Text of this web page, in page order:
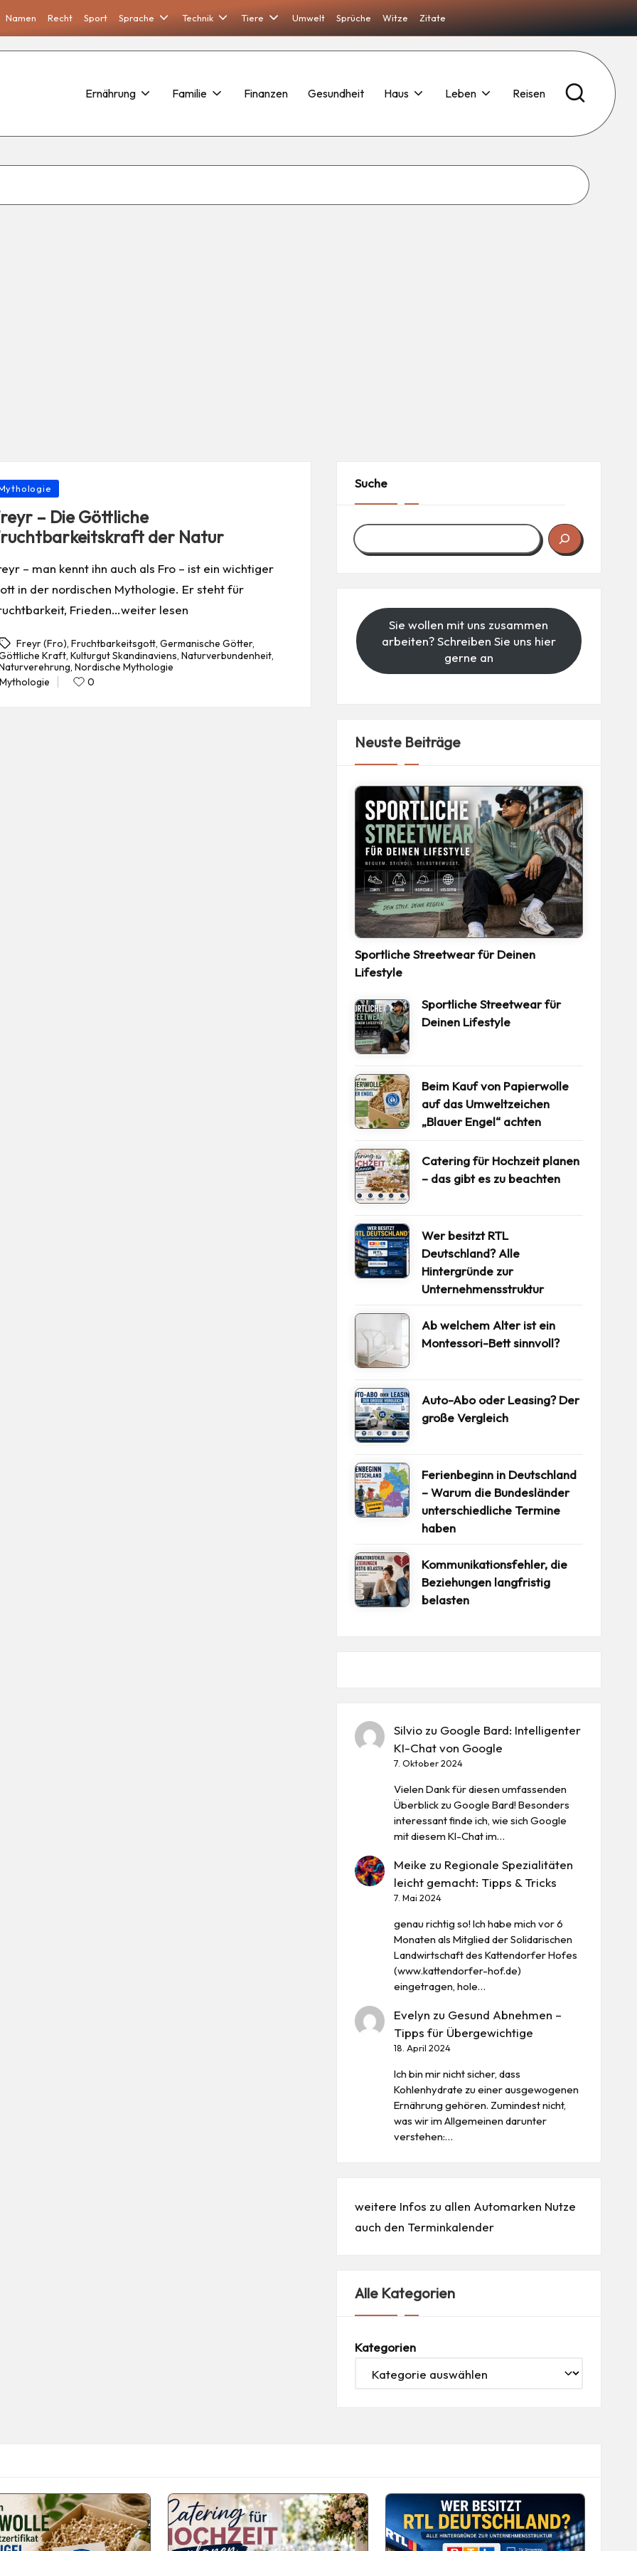
Namen Recht Sport Sprache Technik Tiere Umwelt Sprüche Witze Zitate
Ernährung Familie Finanzen Gesundheit Haus Leben Reisen
– Die Göttliche
der Natur
– man kennt ihn auch als Fro – ist ein wichtiger
in der nordischen Mythologie. Er steht für
Frieden…weiter lesen
Freyr (Fro),Fruchtbarkeitsgott,Germanische Götter,
Kraft,Kulturgut Skandinaviens,Naturverbundenheit,
,Nordische Mythologie
0
Suche
Sie wollen mit uns zusammen
arbeiten? Schreiben Sie uns hier
gerne an
Neuste Beiträge
Sportliche Streetwear für Deinen
Lifestyle
Sportliche Streetwear für
Deinen Lifestyle
Beim Kauf von Papierwolle
auf das Umweltzeichen
„Blauer Engel“ achten
Catering für Hochzeit planen
– das gibt es zu beachten
Wer besitzt RTL
Deutschland? Alle
Hintergründe zur
Unternehmensstruktur
Ab welchem Alter ist ein
Montessori-Bett sinnvoll?
Auto-Abo oder Leasing? Der
große Vergleich
Ferienbeginn in Deutschland
– Warum die Bundesländer
unterschiedliche Termine
haben
Kommunikationsfehler, die
Beziehungen langfristig
belasten
Silvio zu Google Bard: Intelligenter
KI-Chat von Google
7. Oktober 2024
Vielen Dank für diesen umfassenden
Überblick zu Google Bard! Besonders
interessant finde ich, wie sich Google
mit diesem KI-Chat im…
Meike zu Regionale Spezialitäten
leicht gemacht: Tipps & Tricks
7. Mai 2024
genau richtig so! Ich habe mich vor 6
Monaten als Mitglied der Solidarischen
Landwirtschaft des Kattendorfer Hofes
(www.kattendorfer-hof.de)
eingetragen, hole…
Evelyn zu Gesund Abnehmen –
Tipps für Übergewichtige
18. April 2024
Ich bin mir nicht sicher, dass
Kohlenhydrate zu einer ausgewogenen
Ernährung gehören. Zumindest nicht,
was wir im Allgemeinen darunter
verstehen:…
weitere Infos zu allen Automarken Nutze
auch den Terminkalender
Alle Kategorien
Kategorien